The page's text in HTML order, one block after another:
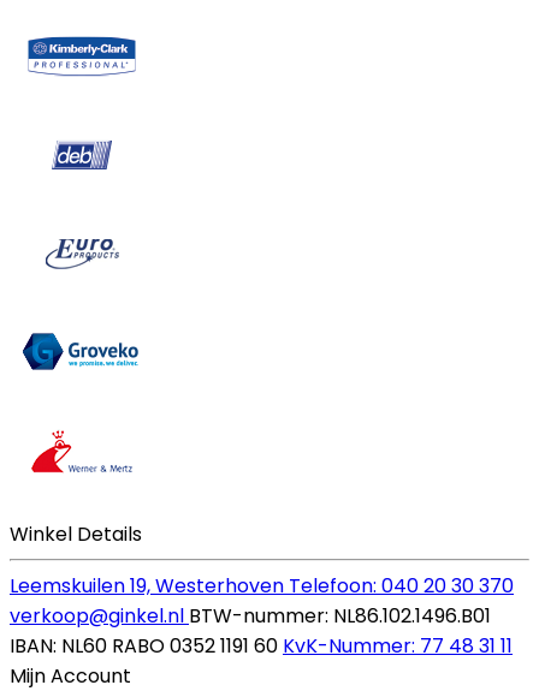
Winkel Details
Leemskuilen 19, Westerhoven Telefoon: 040 20 30 370
verkoop@ginkel.nl BTW-nummer: NL86.102.1496.B01
IBAN: NL60 RABO 0352 1191 60 KvK-Nummer: 77 48 31 11
Mijn Account